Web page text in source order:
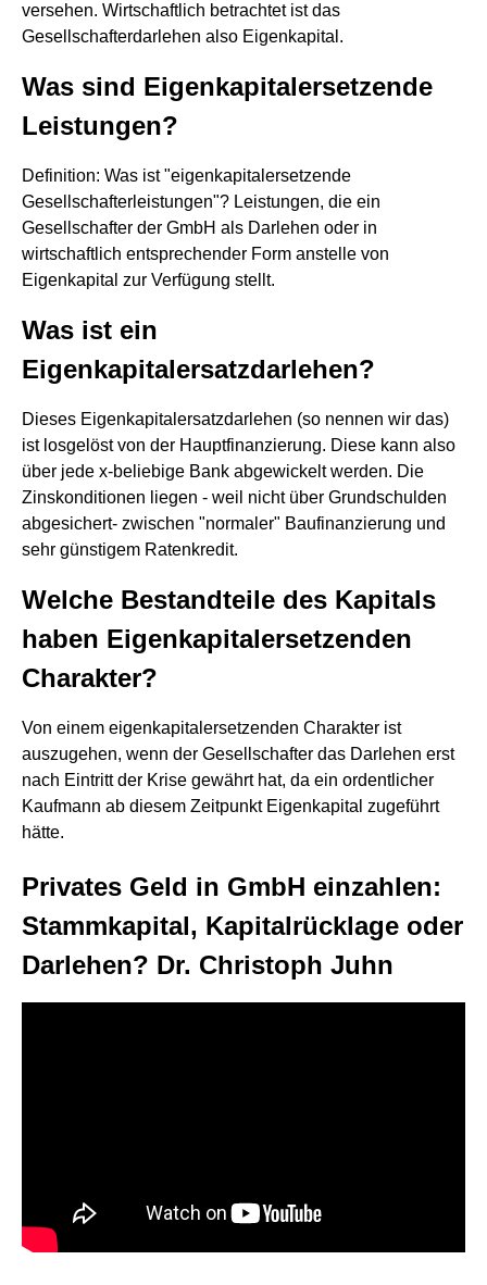
versehen. Wirtschaftlich betrachtet ist das
Gesellschafterdarlehen also Eigenkapital.
Was sind Eigenkapitalersetzende
Leistungen?
Definition: Was ist "eigenkapitalersetzende
Gesellschafterleistungen"? Leistungen, die ein
Gesellschafter der GmbH als Darlehen oder in
wirtschaftlich entsprechender Form anstelle von
Eigenkapital zur Verfügung stellt.
Was ist ein
Eigenkapitalersatzdarlehen?
Dieses Eigenkapitalersatzdarlehen (so nennen wir das)
ist losgelöst von der Hauptfinanzierung. Diese kann also
über jede x-beliebige Bank abgewickelt werden. Die
Zinskonditionen liegen - weil nicht über Grundschulden
abgesichert- zwischen "normaler" Baufinanzierung und
sehr günstigem Ratenkredit.
Welche Bestandteile des Kapitals
haben Eigenkapitalersetzenden
Charakter?
Von einem eigenkapitalersetzenden Charakter ist
auszugehen, wenn der Gesellschafter das Darlehen erst
nach Eintritt der Krise gewährt hat, da ein ordentlicher
Kaufmann ab diesem Zeitpunkt Eigenkapital zugeführt
hätte.
Privates Geld in GmbH einzahlen:
Stammkapital, Kapitalrücklage oder
Darlehen? Dr. Christoph Juhn